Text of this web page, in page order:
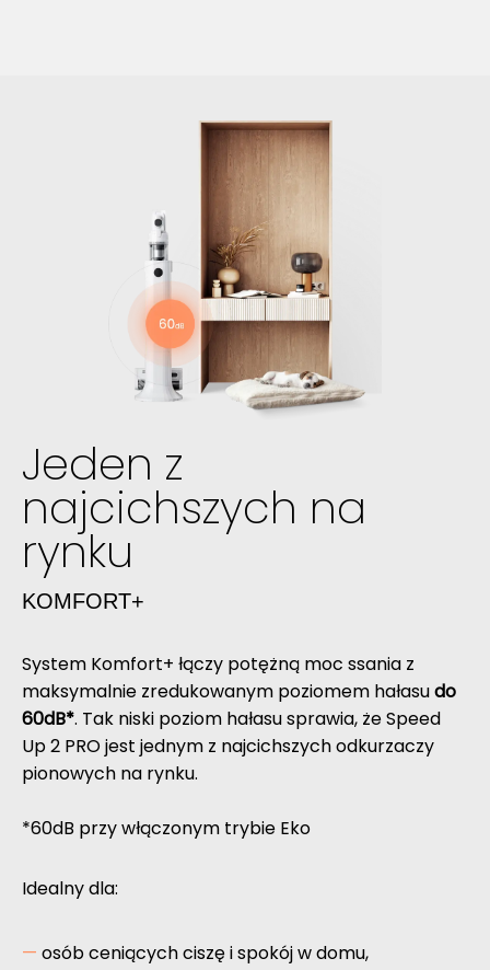
Jeden z
najcichszych na
rynku
KOMFORT+
System Komfort+ łączy potężną moc ssania z
maksymalnie zredukowanym poziomem hałasudo
60dB*. Tak niski poziom hałasu sprawia, że Speed
Up 2 PRO jest jednym z najcichszych odkurzaczy
pionowych na rynku.
*60dB przy włączonym trybie Eko
Idealny dla:
osób ceniących ciszę i spokój w domu,